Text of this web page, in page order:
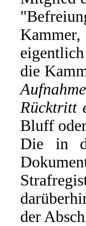
die
Rücktritt
Bluff
Die in
der